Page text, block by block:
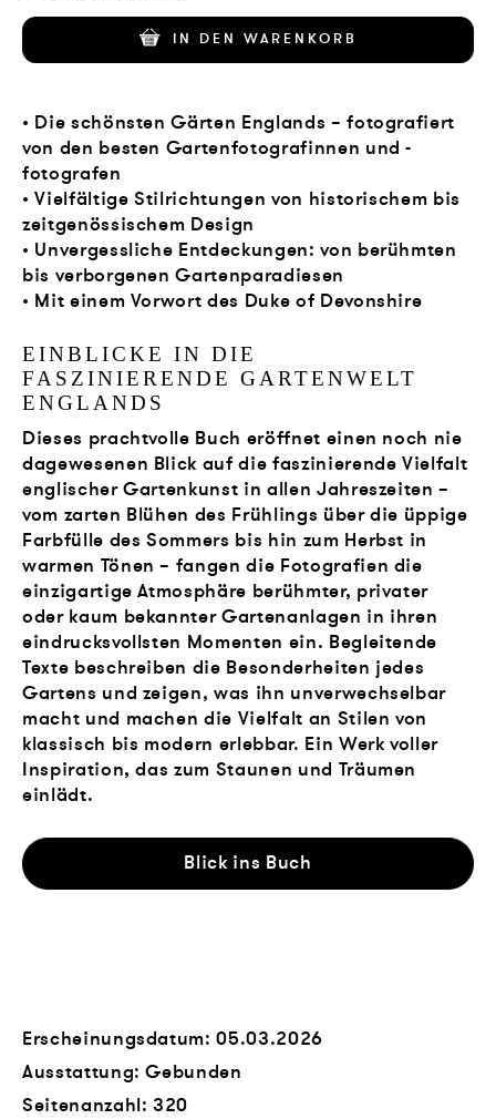
SHOP
IN DEN WARENKORB
• Die schönsten Gärten Englands – fotografiert
von den besten Gartenfotografinnen und -
fotografen
• Vielfältige Stilrichtungen von historischem bis
zeitgenössischem Design
• Unvergessliche Entdeckungen: von berühmten
bis verborgenen Gartenparadiesen
• Mit einem Vorwort des Duke of Devonshire
EINBLICKE IN DIE
FASZINIERENDE GARTENWELT
ENGLANDS
Dieses prachtvolle Buch eröffnet einen noch nie
dagewesenen Blick auf die faszinierende Vielfalt
englischer Gartenkunst in allen Jahreszeiten –
vom zarten Blühen des Frühlings über die üppige
Farbfülle des Sommers bis hin zum Herbst in
warmen Tönen – fangen die Fotografien die
einzigartige Atmosphäre berühmter, privater
oder kaum bekannter Gartenanlagen in ihren
eindrucksvollsten Momenten ein. Begleitende
Texte beschreiben die Besonderheiten jedes
Gartens und zeigen, was ihn unverwechselbar
macht und machen die Vielfalt an Stilen von
klassisch bis modern erlebbar. Ein Werk voller
Inspiration, das zum Staunen und Träumen
einlädt.
Blick ins Buch
Erscheinungsdatum: 05.03.2026
Ausstattung: Gebunden
Seitenanzahl:320